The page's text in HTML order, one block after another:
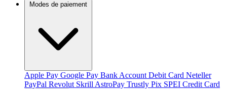
Modes de paiement
Apple Pay Google Pay Bank Account Debit Card Neteller
PayPal Revolut Skrill AstroPay Trustly Pix SPEI Credit Card